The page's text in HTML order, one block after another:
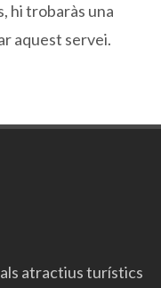
hi trobaràs una
aquest servei.
atractius turístics